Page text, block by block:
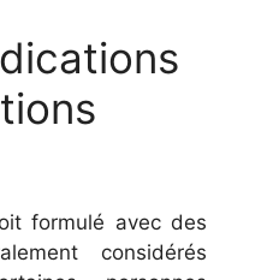
formulé avec des
considérés